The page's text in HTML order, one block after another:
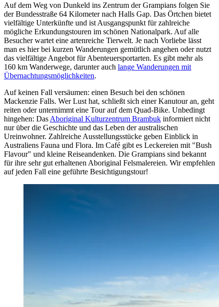
Auf dem Weg von Dunkeld ins Zentrum der Grampians folgen Sie
der Bundesstraße 64 Kilometer nach Halls Gap. Das Örtchen bietet
vielfältige Unterkünfte und ist Ausgangspunkt für zahlreiche
mögliche Erkundungstouren im schönen Nationalpark. Auf alle
Besucher wartet eine artenreiche Tierwelt. Je nach Vorliebe lässt
man es hier bei kurzen Wanderungen gemütlich angehen oder nutzt
das vielfältige Angebot für Abenteuersportarten. Es gibt mehr als
160 km Wanderwege, darunter auch lange Wanderungen mit
Übernachtungsmöglichkeiten.
Auf keinen Fall versäumen: einen Besuch bei den schönen
Mackenzie Falls. Wer Lust hat, schließt sich einer Kanutour an, geht
reiten oder unternimmt eine Tour auf dem Quad-Bike. Unbedingt
hingehen: Das Aboriginal Kulturzentrum Brambuk informiert nicht
nur über die Geschichte und das Leben der australischen
Ureinwohner. Zahlreiche Ausstellungsstücke geben Einblick in
Australiens Fauna und Flora. Im Café gibt es Leckereien mit "Bush
Flavour" und kleine Reiseandenken. Die Grampians sind bekannt
für ihre sehr gut erhaltenen Aboriginal Felsmalereien. Wir empfehlen
auf jeden Fall eine geführte Besichtigungstour!